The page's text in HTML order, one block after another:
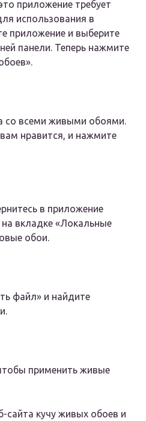
приложение требует
использования в
приложение и выберите
панели. Теперь нажмите
со всеми живыми обоями.
нравится, и нажмите
в приложение
вкладке «Локальные
обои.
файл» и найдите
применить живые
сайта кучу живых обоев и